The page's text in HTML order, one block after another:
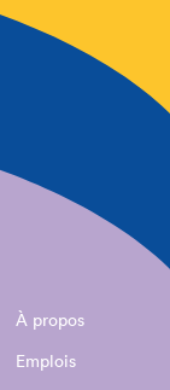
À propos
Emplois